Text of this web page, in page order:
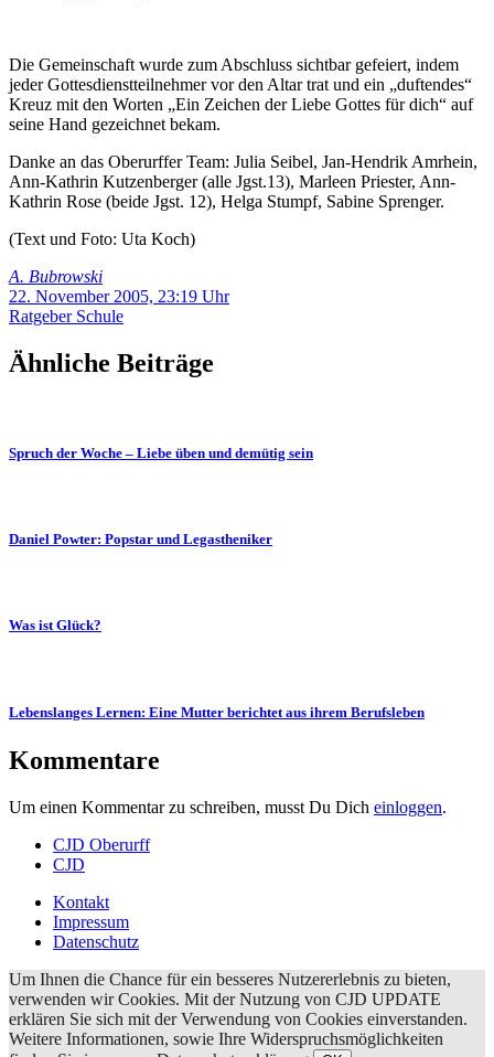
Die Gemeinschaft wurde zum Abschluss sichtbar gefeiert, indem
jeder Gottesdienstteilnehmer vor den Altar trat und ein „duftendes“
Kreuz mit den Worten „Ein Zeichen der Liebe Gottes für dich“ auf
seine Hand gezeichnet bekam.
Danke an das Oberurffer Team: Julia Seibel, Jan-Hendrik Amrhein,
Ann-Kathrin Kutzenberger (alle Jgst.13), Marleen Priester, Ann-
Kathrin Rose (beide Jgst. 12), Helga Stumpf, Sabine Sprenger.
(Text und Foto: Uta Koch)
A. Bubrowski
22. November 2005, 23:19 Uhr
Ratgeber Schule
Ähnliche Beiträge
Spruch der Woche – Liebe üben und demütig sein
Daniel Powter: Popstar und Legastheniker
Was ist Glück?
Lebenslanges Lernen: Eine Mutter berichtet aus ihrem Berufsleben
Kommentare
Um einen Kommentar zu schreiben, musst Du Dich einloggen.
CJD Oberurff
CJD
Kontakt
Impressum
Datenschutz
Um Ihnen die Chance für ein besseres Nutzererlebnis zu bieten,
verwenden wir Cookies. Mit der Nutzung von CJD UPDATE
erklären Sie sich mit der Verwendung von Cookies einverstanden.
Weitere Informationen, sowie Ihre Widerspruchsmöglichkeiten